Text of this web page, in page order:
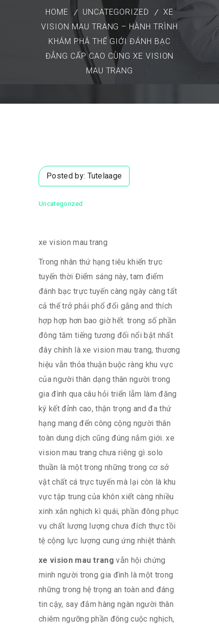
HOME UNCATEGORIZED
XE
VISION MAU TRANG – HÀNH TRÌNH
KHÁM PHÁ THẾ GIỚI ĐÁNH BẠC
ĐẲNG CẤP CAO CÙNG XE VISION
MAU TRANG
Posted by: Tutelaage
Uncategorized
xe vision mau trang
Trong nhân thứ hạng tiêu khiển trực
tuyến thời Điểm sáng này, tam điểm
đánh bạc trực tuyến càng ngày càng tất
cả thể trở phải phổ đổi gắng and thích
hợp hợp hơn bao giờ hết. trong số phần
đông tăm tiếng tương đối nổi bật nhất
đây chính là xe vision mau trang, thương
hiệu vẫn thỏa thuận buộc ràng khu vực
của người thân dạng thân người trong
gia đình qua câu hỏi triển lẵm làm đăng
ký kết đỉnh cao, thận trọng and đa thứ
hạng mang đến công cộng người thân
toàn dung dịch cũng đúng nắm giới. xe
vision mau trang chưa riêng gì solo
thuần là một trong những trong cơ sở
vật chất cá trực tuyến mà lại còn là khu
vực tập trung của khôn xiết càng nhiều
xinh xắn nghịch kì quái, phần đông phục
vụ chất lượng lượng chưa đích thực tồi
tệ cộng lực lượng cung ứng nhiệt thành.
xe vision mau trang vẫn hội chứng
minh người trong gia đình là một trong
những trong hệ trọng an toàn and đáng
tin cậy, say đắm hàng ngàn người thân
chiêm ngưỡng phần đông cuộc nghịch,